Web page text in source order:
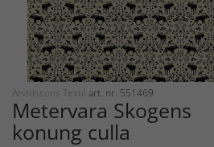
Arvidssons Textil art. nr: 551469
Metervara Skogens
konung culla